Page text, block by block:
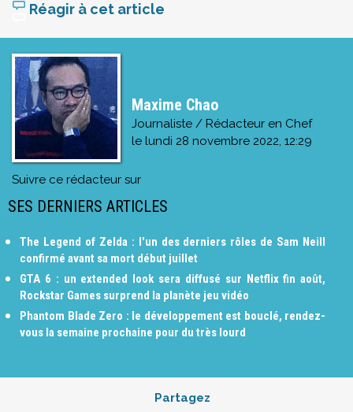
Réagir à cet article
Maxime Chao
Journaliste / Rédacteur en Chef
le lundi 28 novembre 2022, 12:29
Suivre ce rédacteur sur
SES DERNIERS ARTICLES
The Legend of Zelda : l'un des derniers rôles de Sam Neill
confirmé avant sa mort début juillet
GTA 6 : un extended look sera diffusé sur Netflix fin août,
Rockstar Games surprend la planète jeu vidéo
Phantom Blade Zero : le développement est bouclé, rendez-
vous la semaine prochaine pour du très lourd
Partagez